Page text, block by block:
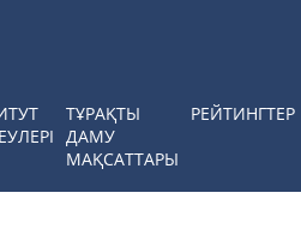
ТҰРАҚТЫ
ДАМУ
МАҚСАТТАРЫ
РЕЙТИНГТЕР